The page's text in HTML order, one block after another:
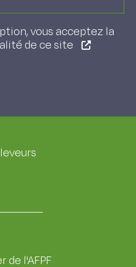
vous acceptez la
de ce site
de l'AFPF